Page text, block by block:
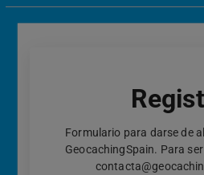
Formulario para darse de
GeocachingSpain. Para